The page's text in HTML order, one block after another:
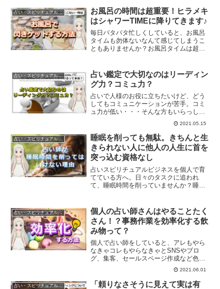
占い・スピリチュアルビジネス
お風呂の時間は超重要！ヒラメキ
はシャワーTIMEに降りてきます♪
毎日バタバタ忙しくしていると、お風呂
タイムも勿体ないなんて感じてしまうこ
ともありませんか？お風呂タイムは超絶
めきを得られる時間でもあります。お風
呂タイムの重要性とは？A
占い・スピリチュアルビジネス
占い鑑定で大切なのはリーディン
グ力？コミュ力？
占いで人様のお役に立ちたいけど、どう
してもコミュニケーションが苦手。コミ
ュ力が低い・・・そんな方もいらっしゃ
います。コミュ力が低くても鑑定で満足
していただく方法についてご紹介して行
きます。
2021.05.15
占い・スピリチュアルビジネス
睡眠を削っても無駄。きちんと生
きられない人に他人の人生に首を
突っ込む資格なし
占いスピリチュアルビジネスを個人で育
てている方へ。日々のタスクに追われ
て、睡眠時間を削っていませんか？睡眠
回は、睡眠を削っても無駄な理由につい
て解説していきます。
占い・スピリチュアルビジネス
個人の占い師さんはやることたく
さん！？事務作業を効率化する飲
み物って？
個人で占い師をしていると、アレもやら
なきゃコレもやらなきゃとSNSやブロ
グ、集客、セールスページ作成など色々
やることがありますね。今回は事務作業
を効率化するためのコーヒーブレイクに
ついてご紹介します。
2021.06.01
占い・スピリチュアルビジネス
「頼りなさそうに見えて実は有